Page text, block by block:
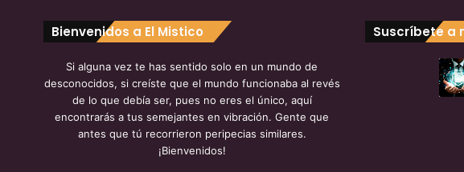
s
p
o
Bienvenidos a El Mistico
Si alguna vez te has sentido solo en un mundo de
desconocidos, si creíste que el mundo funcionaba al revés
de lo que debía ser, pues no eres el único, aquí
encontrarás a tus semejantes en vibración. Gente que
antes que tú recorrieron peripecias similares.
¡Bienvenidos!
Suscríbete a